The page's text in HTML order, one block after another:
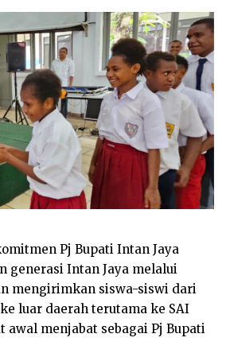
Pj Bupati Intan Jaya
generasi Intan Jaya melalui
mengirimkan siswa-siswi dari
luar daerah terutama ke SAI
awal menjabat sebagai Pj Bupati